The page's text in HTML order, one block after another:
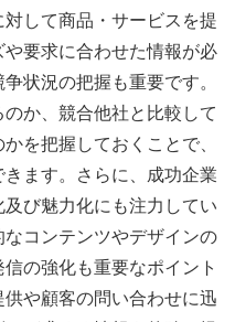
して商品・サービスを提
要求に合わせた情報が必
状況の把握も重要です。
か、競合他社と比較して
を把握しておくことで、
ます。さらに、成功企業
び魅力化にも注力してい
コンテンツやデザインの
の強化も重要なポイント
や顧客の問い合わせに迅